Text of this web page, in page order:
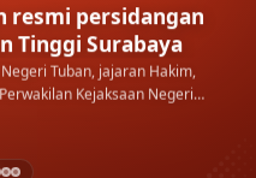
resmi persidangan
Tinggi Surabaya
Tuban, jajaran Hakim,
Kejaksaan Negeri
peluncuran…